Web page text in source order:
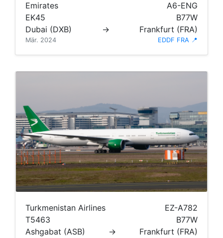
Emirates
EK45
A6-ENG
B77W
Dubai (DXB)
→ Frankfurt (FRA)
Mär. 2024 EDDF FRA 📍
Turkmenistan Airlines
T5463
EZ-A782
B77W
Ashgabat (ASB)
→ Frankfurt (FRA)